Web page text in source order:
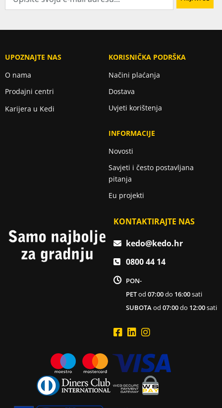
UPOZNAJTE NAS
O nama
Prodajni centri
Karijera u Kedi
KORISNIČKA PODRŠKA
Načini plaćanja
Dostava
Uvjeti korištenja
INFORMACIJE
Novosti
Savjeti i često postavljana
pitanja
Eu projekti
KONTAKTIRAJTE NAS
kedo@kedo.hr
0800 44 14
PON-
PETod07:00do 16:00sati
SUBOTAod07:00do 12:00sati